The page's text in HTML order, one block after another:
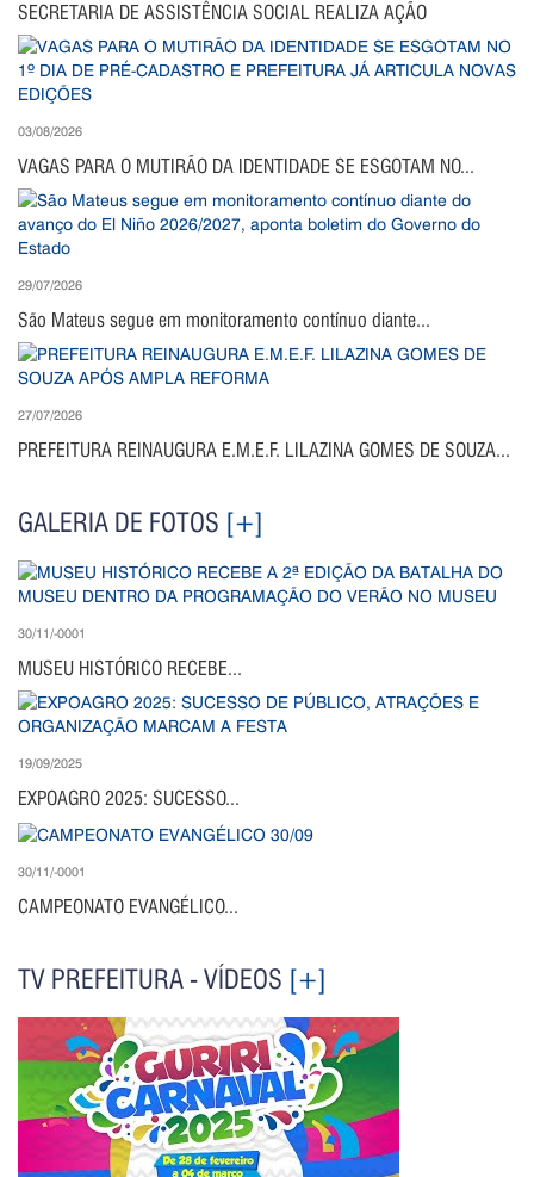
SECRETARIA DE ASSISTÊNCIA SOCIAL REALIZA AÇÃO
03/08/2026
VAGAS PARA O MUTIRÃO DA IDENTIDADE SE ESGOTAM NO...
29/07/2026
São Mateus segue em monitoramento contínuo diante...
27/07/2026
PREFEITURA REINAUGURA E.M.E.F. LILAZINA GOMES DE SOUZA...
GALERIA DE FOTOS [+]
30/11/-0001
MUSEU HISTÓRICO RECEBE...
19/09/2025
EXPOAGRO 2025: SUCESSO...
30/11/-0001
CAMPEONATO EVANGÉLICO...
TV PREFEITURA - VÍDEOS [+]